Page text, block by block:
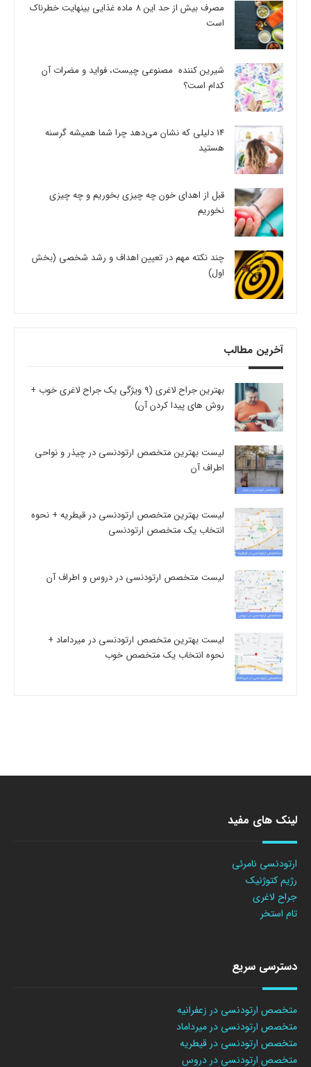
مصرف بیش از حد این 8 ماده غذایی بینهایت خطرناک
است
شیرین کننده مصنوعی چیست، فواید و مضرات آن
کدام است؟
14 دلیلی که نشان می‌دهد چرا شما همیشه گرسنه
هستید
قبل از اهدای خون چه چیزی بخوریم و چه چیزی
نخوریم
چند نکته مهم در تعیین اهداف و رشد شخصی (بخش
اول)
آخرین مطالب
بهترین جراح لاغری (9 ویژگی یک جراح لاغری خوب +
روش های پیدا کردن آن)
لیست بهترین متخصص ارتودنسی در چیذر و نواحی
اطراف آن
لیست بهترین متخصص ارتودنسی در قیطریه + نحوه
انتخاب یک متخصص ارتودنسی
لیست متخصص ارتودنسی در دروس و اطراف آن
لیست بهترین متخصص ارتودنسی در میرداماد +
نحوه انتخاب یک متخصص خوب
لینک های مفید
ارتودنسی نامرئی
رژیم کتوژنیک
جراح لاغری
تام استخر
دسترسی سریع
متخصص ارتودنسی در زعفرانیه
متخصص ارتودنسی در میرداماد
متخصص ارتودنسی در قیطریه
متخصص ارتودنسی در دروس